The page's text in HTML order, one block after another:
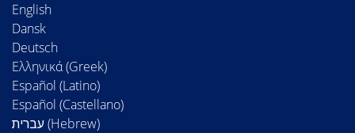
English
Dansk
Deutsch
Ελληνικά (Greek)
Español (Latino)
Español (Castellano)